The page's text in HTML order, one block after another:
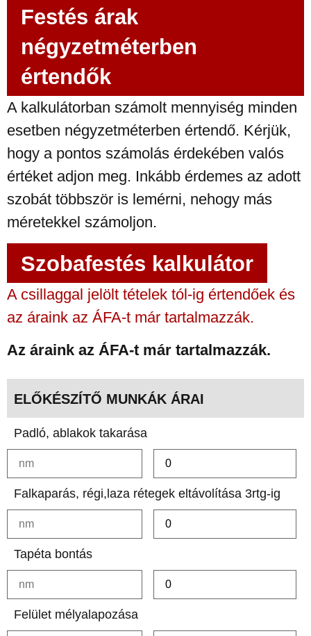
Festés árak
négyzetméterben
értendők
A kalkulátorban számolt mennyiség minden
esetben négyzetméterben értendő. Kérjük,
hogy a pontos számolás érdekében valós
értéket adjon meg. Inkább érdemes az adott
szobát többször is lemérni, nehogy más
méretekkel számoljon.
Szobafestés kalkulátor
A csillaggal jelölt tételek tól-ig értendőek és
az áraink az ÁFA-t már tartalmazzák.
Az áraink az ÁFA-t már tartalmazzák.
ELŐKÉSZÍTŐ MUNKÁK ÁRAI
Padló, ablakok takarása
Falkaparás, régi,laza rétegek eltávolítása 3rtg-ig
Tapéta bontás
Felület mélyalapozása